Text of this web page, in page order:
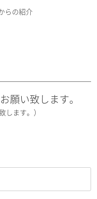
らの紹介
願い致します。
します。）